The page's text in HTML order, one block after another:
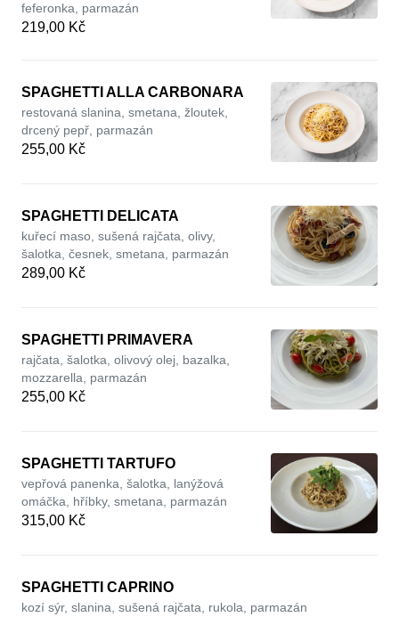
feferonka, parmazán
219,00 Kč
SPAGHETTI ALLA CARBONARA
restovaná slanina, smetana, žloutek,
drcený pepř, parmazán
255,00 Kč
SPAGHETTI DELICATA
kuřecí maso, sušená rajčata, olivy,
šalotka, česnek, smetana, parmazán
289,00 Kč
SPAGHETTI PRIMAVERA
rajčata, šalotka, olivový olej, bazalka,
mozzarella, parmazán
255,00 Kč
SPAGHETTI TARTUFO
vepřová panenka, šalotka, lanýžová
omáčka, hříbky, smetana, parmazán
315,00 Kč
SPAGHETTI CAPRINO
kozí sýr, slanina, sušená rajčata, rukola, parmazán